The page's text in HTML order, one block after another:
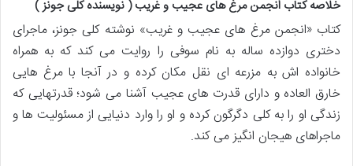
خلاصه کتاب انجمن مرغ های عجیب و غریب ( نویسنده کلی جونز )
کتاب «انجمن مرغ های عجیب و غریب» نوشته کلی جونز، ماجرای
دختری دوازده ساله به نام سوفی را روایت می کند که به همراه
خانواده اش به مزرعه ای نقل مکان کرده و در آنجا با مرغ هایی
خارق العاده و دارای قدرت های عجیب آشنا می شود؛ قدرتهایی که
زندگی او را به کلی دگرگون کرده و او را وارد دنیایی از مسئولیت ها و
ماجراهای هیجان انگیز می کند.